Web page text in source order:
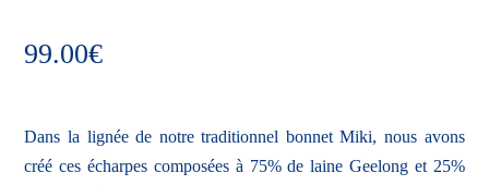
99.00€
Dans la lignée de notre traditionnel bonnet Miki, nous avons
créé ces écharpes composées à 75% de laine Geelong et 25%